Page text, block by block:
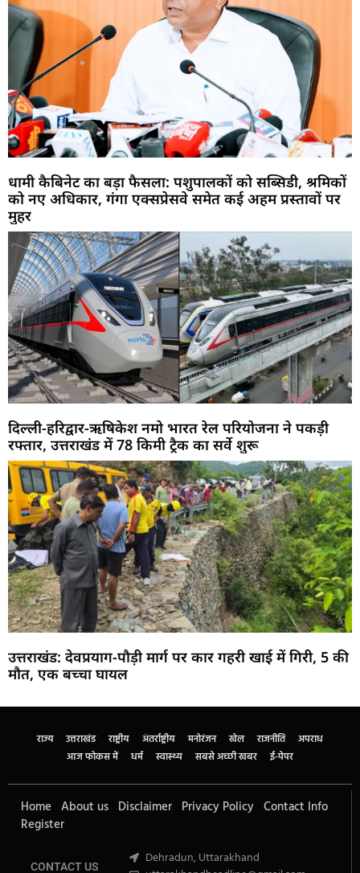
धामी कैबिनेट का बड़ा फैसला: पशुपालकों को सब्सिडी, श्रमिकों
को नए अधिकार, गंगा एक्सप्रेसवे समेत कई अहम प्रस्तावों पर
मुहर
दिल्ली-हरिद्वार-ऋषिकेश नमो भारत रेल परियोजना ने पकड़ी
रफ्तार, उत्तराखंड में 78 किमी ट्रैक का सर्वे शुरू
उत्तराखंड: देवप्रयाग-पौड़ी मार्ग पर कार गहरी खाई में गिरी, 5 की
मौत, एक बच्चा घायल
राज्य उत्तराखंड राष्ट्रीय अंतर्राष्ट्रीय मनोरंजन खेल राजनीति
अपराध
आज फोकस में
धर्म स्वास्थ्य सबसे अच्छी खबर ई-पेपर
Home About us Disclaimer Privacy Policy Contact Info
Register
CONTACT US
Dehradun, Uttarakhand